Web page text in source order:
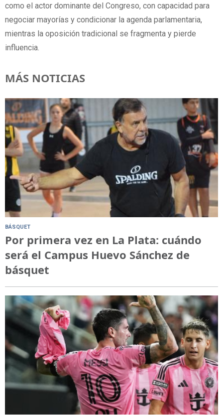
como el actor dominante del Congreso, con capacidad para
negociar mayorías y condicionar la agenda parlamentaria,
mientras la oposición tradicional se fragmenta y pierde
influencia.
MÁS NOTICIAS
BÁSQUET
Por primera vez en La Plata: cuándo
será el Campus Huevo Sánchez de
básquet